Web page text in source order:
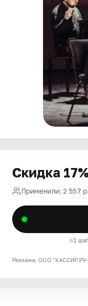
Скидка
Применили: 2 557
1
Реклама. ООО